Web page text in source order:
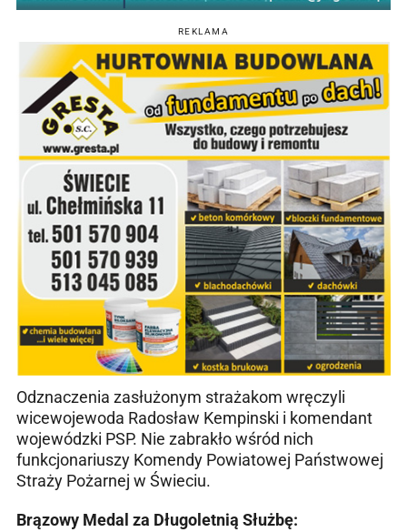
REKLAMA
Odznaczenia zasłużonym strażakom wręczyli
wicewojewoda Radosław Kempinski i komendant
wojewódzki PSP. Nie zabrakło wśród nich
funkcjonariuszy Komendy Powiatowej Państwowej
Straży Pożarnej w Świeciu.
Brązowy Medal za Długoletnią Służbę: